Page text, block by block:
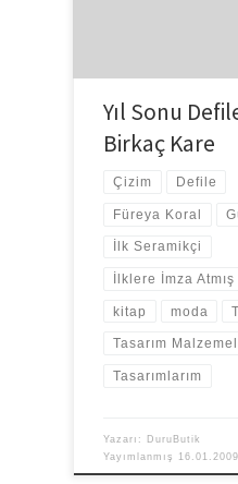
Yıl Sonu
Birkaç Kare
Çizim Defile
Füreya Koral
İlk Seramikçi
İlklere İmza
kitap moda
Tasarım
Tasarımlarım
Yazarı: DuruButik
Yayımlanmış 16.01.2009